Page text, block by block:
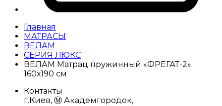
Главная
МАТРАСЫ
ВЕЛАМ
СЕРИЯ ЛЮКС
ВЕЛАМ Матрац пружинный «ФРЕГАТ-2»
160х190 см
Контакты
г.Киев, Ⓜ️ Академгородок,